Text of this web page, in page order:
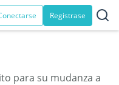
Registrase
para su mudanza a